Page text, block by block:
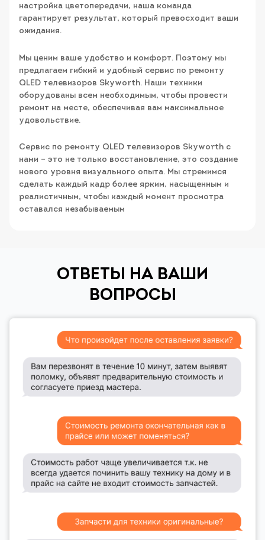
настройка цветопередачи, наша команда
гарантирует результат, который превосходит ваши
ожидания.
Мы ценим ваше удобство и комфорт. Поэтому мы
предлагаем гибкий и удобный сервис по ремонту
QLED телевизоров Skyworth. Наши техники
оборудованы всем необходимым, чтобы провести
ремонт на месте, обеспечивая вам максимальное
удовольствие.
Сервис по ремонту QLED телевизоров Skyworth с
нами – это не только восстановление, это создание
нового уровня визуального опыта. Мы стремимся
сделать каждый кадр более ярким, насыщенным и
реалистичным, чтобы каждый момент просмотра
оставался незабываемым
ОТВЕТЫ НА ВАШИ
ВОПРОСЫ